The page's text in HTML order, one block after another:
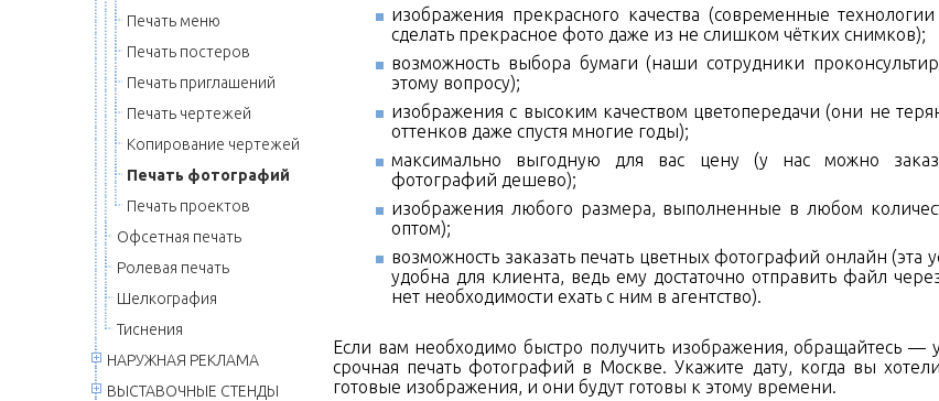
изображения прекрасного качества (современные
сделать прекрасное фото даже из не слишком чётких снимков);
возможность выбора бумаги (наши сотрудники
этому вопросу);
изображения с высоким качеством цветопередачи (они не
оттенков даже спустя многие годы);
максимально выгодную для вас цену (у нас можно
фотографий дешево);
изображения любого размера, выполненные в любом
оптом);
возможность заказать печать цветных фотографий онлайн (эта
удобна для клиента, ведь ему достаточно отправить файл
нет необходимости ехать с ним в агентство).
Если вам необходимо быстро получить изображения, обращайтесь — у
срочная печать фотографий в Москве. Укажите дату, когда вы
готовые изображения, и они будут готовы к этому времени.
Печать меню
Печать постеров
Печать приглашений
Печать чертежей
Копирование чертежей
Печать фотографий
Печать проектов
Офсетная печать
Ролевая печать
Шелкография
Тиснения
НАРУЖНАЯ РЕКЛАМА
ВЫСТАВОЧНЫЕ СТЕНДЫ